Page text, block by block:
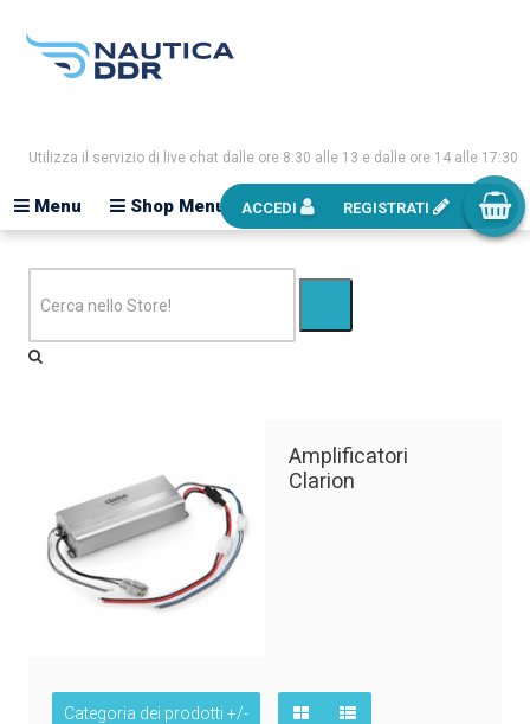
Utilizza il servizio di live chat dalle ore 8:30 alle 13 e dalle ore 14 alle 17:30
Shop Menu
Menu ACCEDI REGISTRATI
Amplificatori
Clarion
Categoria dei prodotti +/-